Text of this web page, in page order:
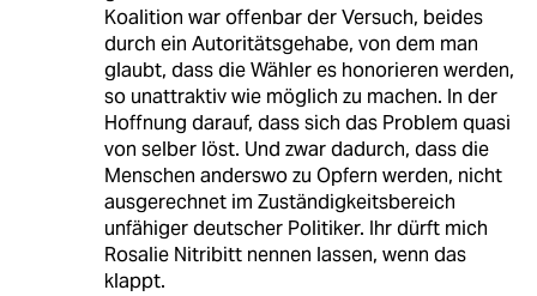
Koalition war offenbar der Versuch, beides
durch ein Autoritätsgehabe, von dem man
glaubt, dass die Wähler es honorieren werden,
so unattraktiv wie möglich zu machen. In der
Hoffnung darauf, dass sich das Problem quasi
von selber löst. Und zwar dadurch, dass die
Menschen anderswo zu Opfern werden, nicht
ausgerechnet im Zuständigkeitsbereich
unfähiger deutscher Politiker. Ihr dürft mich
Rosalie Nitribitt nennen lassen, wenn das
klappt.